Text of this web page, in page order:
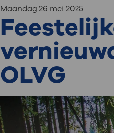
Waar
Zoekwoorden
maandag 26 mei 2025
OLVG